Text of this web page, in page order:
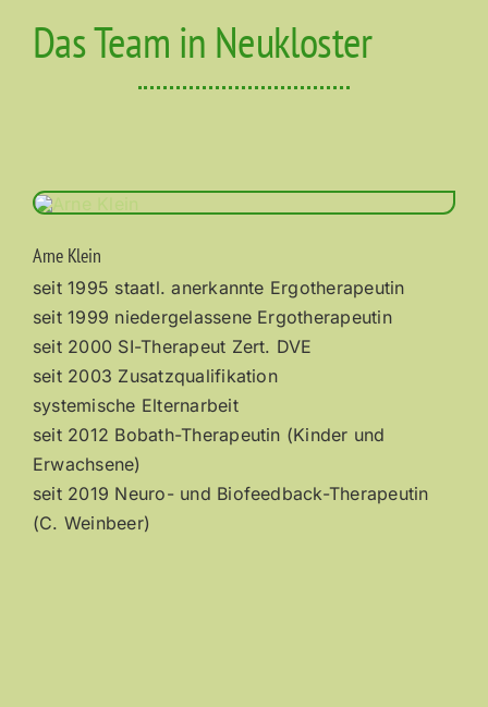
Das Team in Neukloster
Arne Klein
seit 1995 staatl. anerkannte Ergotherapeutin
seit 1999 niedergelassene Ergotherapeutin
seit 2000 SI-Therapeut Zert. DVE
seit 2003 Zusatzqualifikation
systemische Elternarbeit
seit 2012 Bobath-Therapeutin (Kinder und
Erwachsene)
seit 2019 Neuro- und Biofeedback-Therapeutin
(C. Weinbeer)